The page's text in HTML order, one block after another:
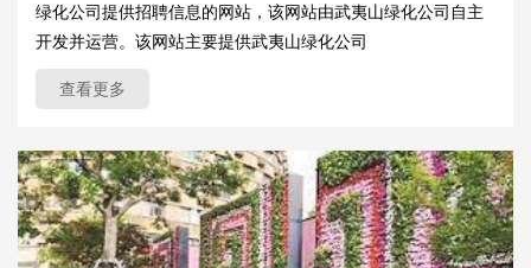
绿化公司提供招聘信息的网站，该网站由武夷山绿化公司自主
开发并运营。该网站主要提供武夷山绿化公司
查看更多